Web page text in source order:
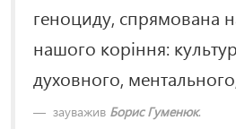
геноциду, спрямована
нашого коріння:
духовного,
зауважив Борис Гуменюк.